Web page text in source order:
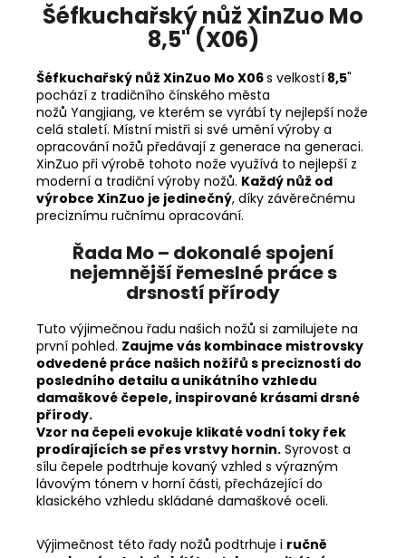
Šéfkuchařský nůž XinZuo Mo
8,5" (X06)
Šéfkuchařský nůž XinZuo Mo X06s velkostí 8,5"
pochází z tradičního čínského města
nožů Yangjiang, ve kterém se vyrábí ty nejlepší nože
celá staletí. Místní mistři si své umění výroby a
opracování nožů předávají z generace na generaci.
XinZuo při výrobě tohoto nože využívá to nejlepší z
moderní a tradiční výroby nožů. Každý nůž od
výrobce XinZuo je jedinečný, díky závěrečnému
preciznímu ručnímu opracování.
Řada Mo – dokonalé spojení
nejemnější řemeslné práce s
drsností přírody
Tuto výjimečnou řadu našich nožů si zamilujete na
první pohled. Zaujme vás kombinace mistrovsky
odvedené práce našich nožířů s precizností do
posledního detailu a unikátního vzhledu
damaškové čepele, inspirované krásami drsné
přírody.
Vzor na čepeli evokuje klikaté vodní toky řek
prodírajících se přes vrstvy hornin. Syrovost a
sílu čepele podtrhuje kovaný vzhled s výrazným
lávovým tónem v horní části, přecházející do
klasického vzhledu skládané damaškové oceli.
Výjimečnost této řady nožů podtrhuje i ručně